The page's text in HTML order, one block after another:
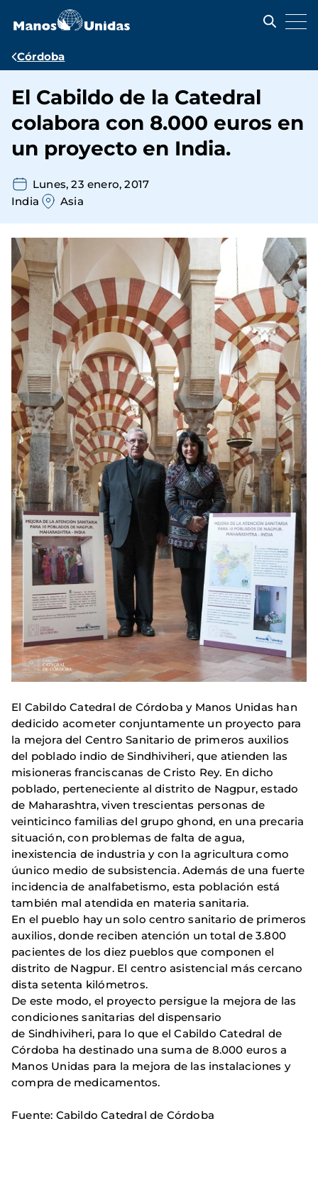
contenido
Ruta
navegación
Córdoba
El Cabildo de la Catedral
colabora con 8.000 euros en
un proyecto en India.
Lunes, 23 enero, 2017
India
Asia
El Cabildo Catedral de Córdoba y Manos Unidas han
dedicido acometer conjuntamente un proyecto para
la mejora del Centro Sanitario de primeros auxilios
del poblado indio de Sindhiviheri, que atienden las
misioneras franciscanas de Cristo Rey. En dicho
poblado, perteneciente al distrito de Nagpur, estado
de Maharashtra, viven trescientas personas de
veinticinco familias del grupo ghond, en una precaria
situación, con problemas de falta de agua,
inexistencia de industria y con la agricultura como
úunico medio de subsistencia. Además de una fuerte
incidencia de analfabetismo, esta población está
también mal atendida en materia sanitaria.
En el pueblo hay un solo centro sanitario de primeros
auxilios, donde reciben atención un total de 3.800
pacientes de los diez pueblos que componen el
distrito de Nagpur. El centro asistencial más cercano
dista setenta kilómetros.
De este modo, el proyecto persigue la mejora de las
condiciones sanitarias del dispensario
de Sindhiviheri, para lo que el Cabildo Catedral de
Córdoba ha destinado una suma de 8.000 euros a
Manos Unidas para la mejora de las instalaciones y
compra de medicamentos.
Fuente: Cabildo Catedral de Córdoba